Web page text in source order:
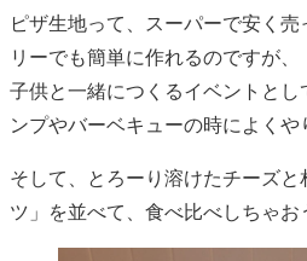
ピザ生地って、スーパーで安く
リーでも簡単に作れるのですが、
子供と一緒につくるイベントと
ンプやバーベキューの時によくや
そして、とろーり溶けたチーズと
ツ」を並べて、食べ比べしちゃ